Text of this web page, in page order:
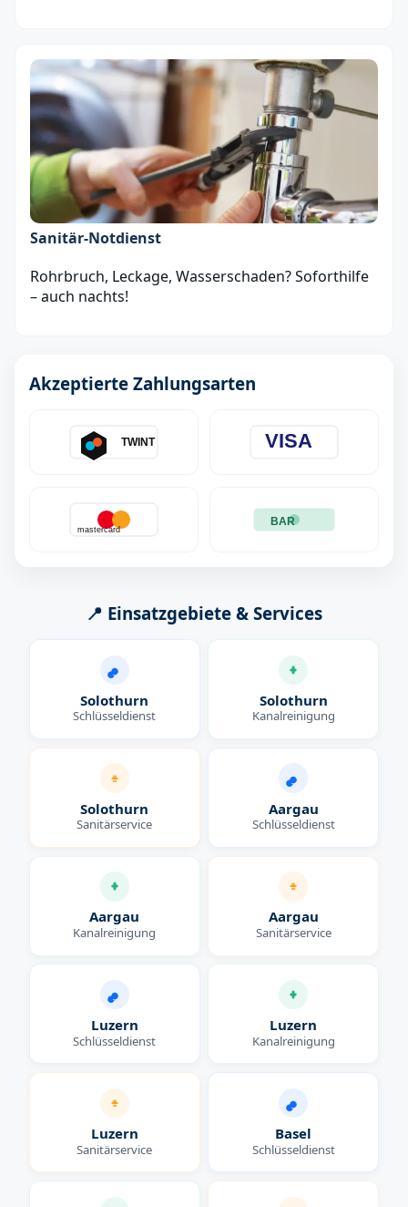
Sanitär‑Notdienst
Rohrbruch, Leckage, Wasserschaden? Soforthilfe
– auch nachts!
Akzeptierte Zahlungsarten
TWINT VISA
mastercard
BAR
📍 Einsatzgebiete & Services
Solothurn
Schlüsseldienst
Solothurn
Kanalreinigung
Solothurn
Sanitärservice
Aargau
Schlüsseldienst
Aargau
Kanalreinigung
Aargau
Sanitärservice
Luzern
Schlüsseldienst
Luzern
Kanalreinigung
Luzern
Sanitärservice
Basel
Schlüsseldienst